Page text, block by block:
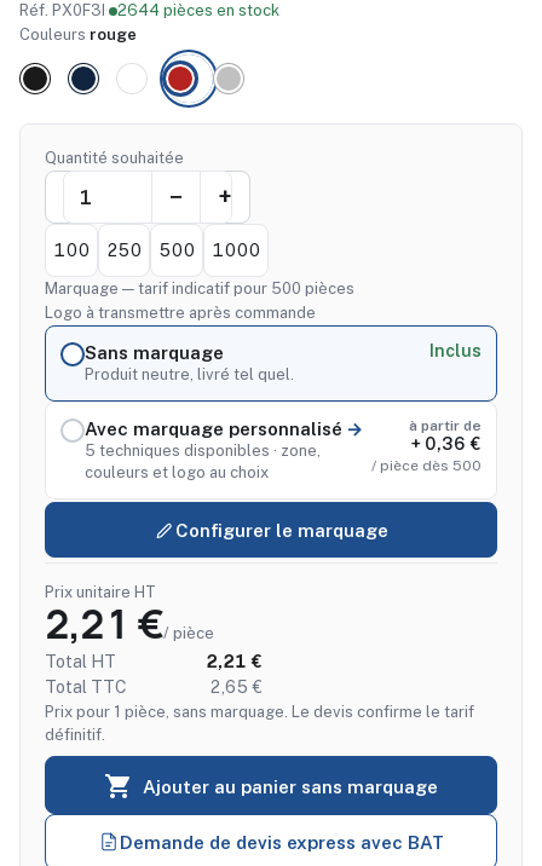
Réf. PX0F3I · 2644 pièces en stock
Couleurs rouge
Quantité souhaitée
100 250 500 1000
Marquage — tarif indicatif pour 500 pièces
Logo à transmettre après commande
Sans marquage
Produit neutre, livré tel quel.
Inclus
Avec marquage personnalisé
5 techniques disponibles · zone,
couleurs et logo au choix
à partir de
+ 0,36 €
/ pièce dès 500
Configurer le marquage
Prix unitaire HT
2,21 €/ pièce
Total HT
2,21 €
Total TTC
2,65 €
Prix pour 1 pièce, sans marquage. Le devis confirme le tarif
définitif.
 Ajouter au panier sans marquage
Demande de devis express avec BAT